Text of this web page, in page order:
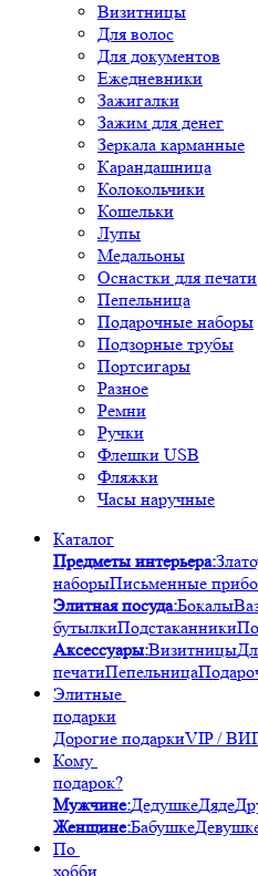
Визитницы
Для волос
Для документов
Ежедневники
Зажигалки
Зажим для денег
Зеркала карманные
Карандашница
Колокольчики
Кошельки
Лупы
Медальоны
Оснастки для печати
Пепельница
Подарочные наборы
Подзорные трубы
Портсигары
Разное
Ремни
Ручки
Флешки USB
Фляжки
Часы наручные
Каталог
Предметы интерьера:
наборыПисьменные
Элитная посуда:Бокалы
бутылкиПодстаканники
Аксессуары:Визитницы
печатиПепельница
Элитные
подарки
Дорогие подаркиVIP /
Кому
подарок?
Мужчине:ДедушкеДяде
Женщине:Бабушке
По
хобби